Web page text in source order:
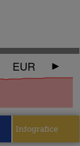
EUR
Infografice